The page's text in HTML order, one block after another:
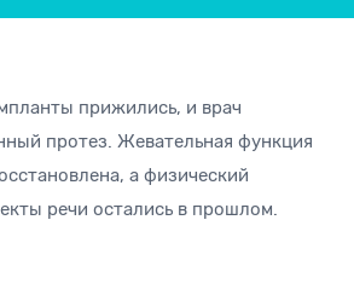
прижились, и врач
протез. Жевательная функция
а физический
речи остались в прошлом.